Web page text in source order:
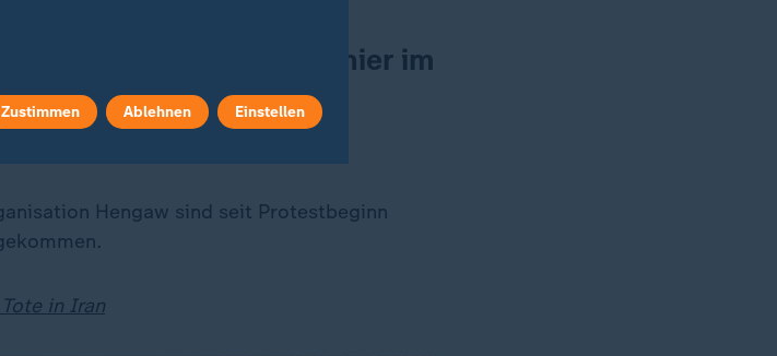
auf denen hier im
Hengaw sind seit Protestbeginn
in Iran
Zustimmen Ablehnen Einstellen